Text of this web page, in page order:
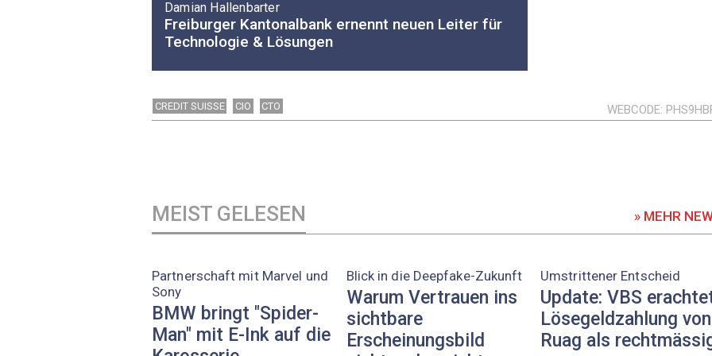
Damian Hallenbarter
Freiburger Kantonalbank ernennt neuen Leiter für
Technologie & Lösungen
CREDIT SUISSE CIO CTO WEBCODE
MEIST GELESEN » MEHR
Partnerschaft mit Marvel und
Sony
BMW bringt "Spider-
Man" mit E-Ink auf die
Blick in die Deepfake-Zukunft
Warum Vertrauen ins
sichtbare
Erscheinungsbild
Umstrittener Entscheid
Update: VBS
Lösegeldzahlung von
Ruag als